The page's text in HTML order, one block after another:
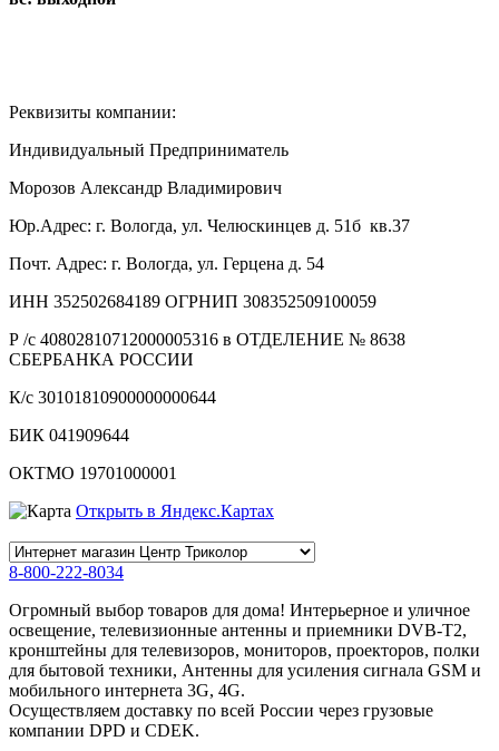
Реквизиты компании:
Индивидуальный Предприниматель
Морозов Александр Владимирович
Юр.Адрес: г. Вологда, ул. Челюскинцев д. 51б кв.37
Почт. Адрес: г. Вологда, ул. Герцена д. 54
ИНН 352502684189 ОГРНИП 308352509100059
Р /с 40802810712000005316 в ОТДЕЛЕНИЕ № 8638
СБЕРБАНКА РОССИИ
К/с 30101810900000000644
БИК 041909644
ОКТМО 19701000001
Открыть в Яндекс.Картах
8-800-222-8034
Огромный выбор товаров для дома! Интерьерное и уличное
освещение, телевизионные антенны и приемники DVB-T2,
кронштейны для телевизоров, мониторов, проекторов, полки
для бытовой техники, Антенны для усиления сигнала GSM и
мобильного интернета 3G, 4G.
Осуществляем доставку по всей России через грузовые
компании DPD и CDEK.